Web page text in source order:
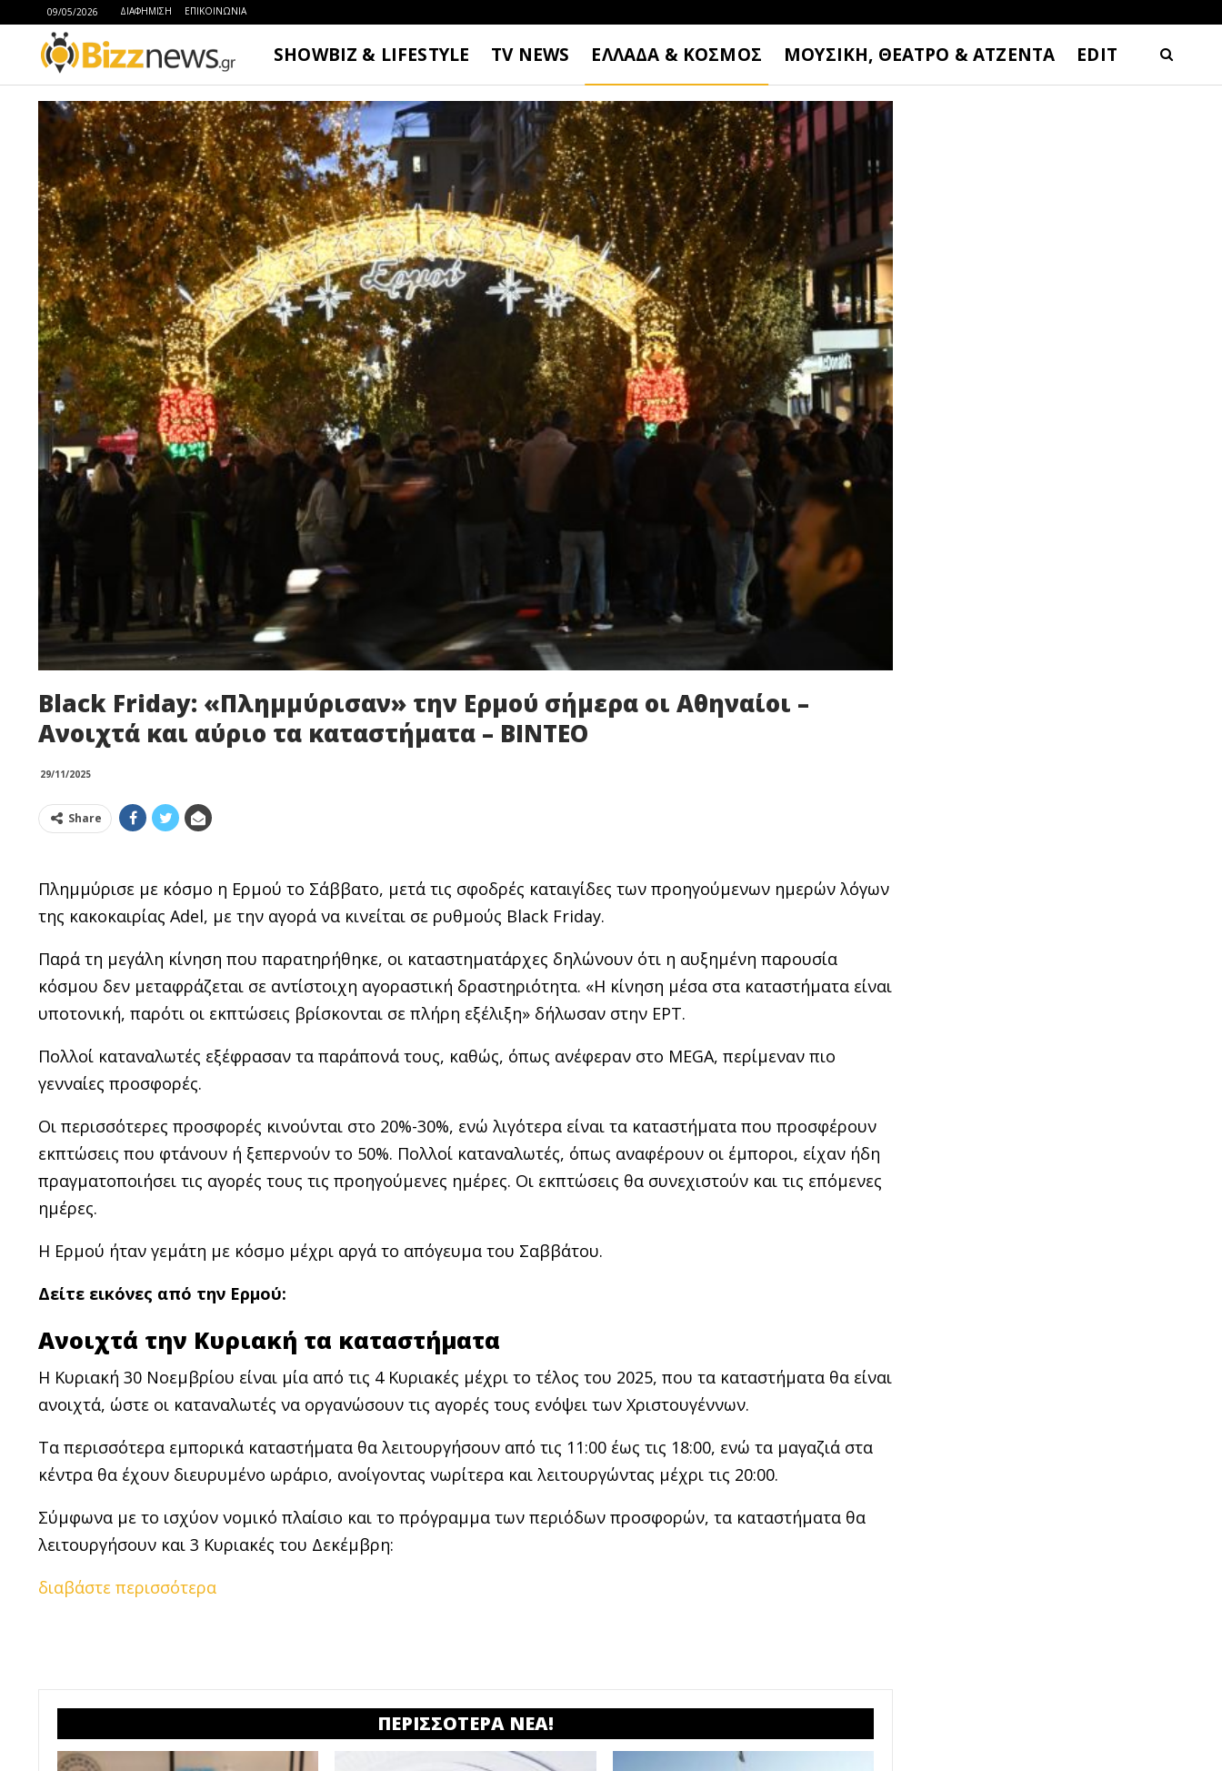
09/05/2026 ΔΙΑΦΗΜΙΣΗ ΕΠΙΚΟΙΝΩΝΙΑ
SHOWBIZ & LIFESTYLE TV NEWS ΕΛΛΑΔΑ & ΚΟΣΜΟΣ ΜΟΥΣΙΚΗ, ΘΕΑΤΡΟ & ΑΤΖΕΝΤΑ EDIT
Black Friday: «Πλημμύρισαν» την Ερμού σήμερα οι Αθηναίοι –
Ανοιχτά και αύριο τα καταστήματα – ΒΙΝΤΕΟ
29/11/2025
Share
Πλημμύρισε με κόσμο η Ερμού το Σάββατο, μετά τις σφοδρές καταιγίδες των προηγούμενων ημερών λόγων
της κακοκαιρίας Adel, με την αγορά να κινείται σε ρυθμούς Black Friday.
Παρά τη μεγάλη κίνηση που παρατηρήθηκε, οι καταστηματάρχες δηλώνουν ότι η αυξημένη παρουσία
κόσμου δεν μεταφράζεται σε αντίστοιχη αγοραστική δραστηριότητα. «Η κίνηση μέσα στα καταστήματα είναι
υποτονική, παρότι οι εκπτώσεις βρίσκονται σε πλήρη εξέλιξη» δήλωσαν στην ΕΡΤ.
Πολλοί καταναλωτές εξέφρασαν τα παράπονά τους, καθώς, όπως ανέφεραν στο MEGA, περίμεναν πιο
γενναίες προσφορές.
Οι περισσότερες προσφορές κινούνται στο 20%-30%, ενώ λιγότερα είναι τα καταστήματα που προσφέρουν
εκπτώσεις που φτάνουν ή ξεπερνούν το 50%. Πολλοί καταναλωτές, όπως αναφέρουν οι έμποροι, είχαν ήδη
πραγματοποιήσει τις αγορές τους τις προηγούμενες ημέρες. Οι εκπτώσεις θα συνεχιστούν και τις επόμενες
ημέρες.
H Ερμού ήταν γεμάτη με κόσμο μέχρι αργά το απόγευμα του Σαββάτου.
Δείτε εικόνες από την Ερμού:
Ανοιχτά την Κυριακή τα καταστήματα
Η Κυριακή 30 Νοεμβρίου είναι μία από τις 4 Κυριακές μέχρι το τέλος του 2025, που τα καταστήματα θα είναι
ανοιχτά, ώστε οι καταναλωτές να οργανώσουν τις αγορές τους ενόψει των Χριστουγέννων.
Τα περισσότερα εμπορικά καταστήματα θα λειτουργήσουν από τις 11:00 έως τις 18:00, ενώ τα μαγαζιά στα
κέντρα θα έχουν διευρυμένο ωράριο, ανοίγοντας νωρίτερα και λειτουργώντας μέχρι τις 20:00.
Σύμφωνα με το ισχύον νομικό πλαίσιο και το πρόγραμμα των περιόδων προσφορών, τα καταστήματα θα
λειτουργήσουν και 3 Κυριακές του Δεκέμβρη:
διαβάστε περισσότερα
ΠΕΡΙΣΣΟΤΕΡΑ ΝΕΑ!